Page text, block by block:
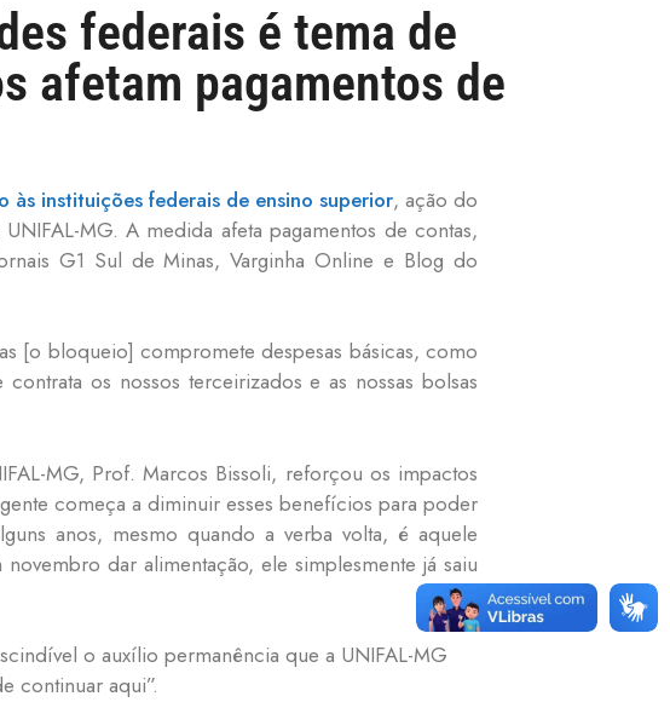
federais é tema de
afetam pagamentos de
às instituições federais de ensino superior, ação do
MG. A medida afeta pagamentos de contas,
G1 Sul de Minas, Varginha Online e Blog do
[o bloqueio] compromete despesas básicas, como
os nossos terceirizados e as nossas bolsas
MG, Prof. Marcos Bissoli, reforçou os impactos
começa a diminuir esses benefícios para poder
anos, mesmo quando a verba volta, é aquele
dar alimentação, ele simplesmente já saiu
o auxílio permanência que a UNIFAL-MG
continuar aqui”.